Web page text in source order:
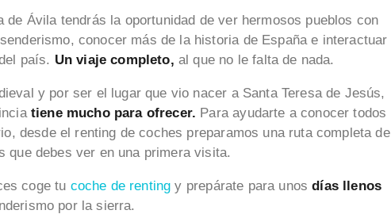
de Ávila tendrás la oportunidad de ver hermosos pueblos con
conocer más de la historia de España e interactuar
país. Un viaje completo, al que no le falta de nada.
y por ser el lugar que vio nacer a Santa Teresa de Jesús,
tiene mucho para ofrecer. Para ayudarte a conocer todos
desde el renting de coches preparamos una ruta completa de
que debes ver en una primera visita.
coge tu coche de renting y prepárate para unosdías llenos
por la sierra.